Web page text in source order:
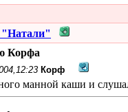
"Натали"
Корфа
Корф
манной каши и